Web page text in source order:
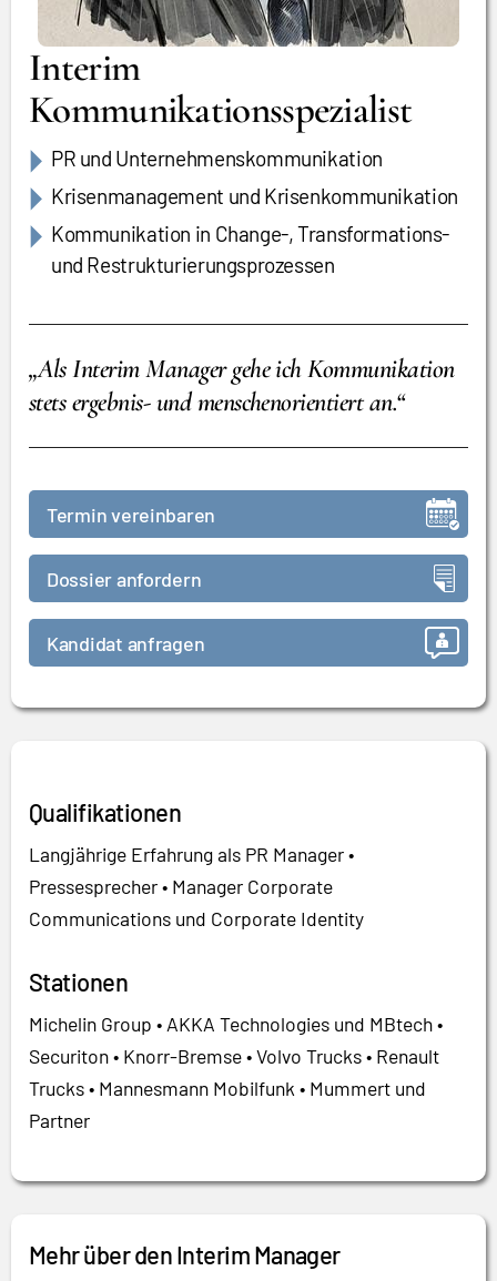
Interim
Kommunikationsspezialist
PR und Unternehmenskommunikation
Krisenmanagement und Krisenkommunikation
Kommunikation in Change-, Transformations-
und Restrukturierungsprozessen
„Als Interim Manager gehe ich Kommunikation
stets ergebnis- und menschenorientiert an.“
Termin vereinbaren
Dossier anfordern
Kandidat anfragen
Qualifikationen
Langjährige Erfahrung als PR Manager •
Pressesprecher • Manager Corporate
Communications und Corporate Identity
Stationen
Michelin Group • AKKA Technologies und MBtech •
Securiton • Knorr-Bremse • Volvo Trucks • Renault
Trucks • Mannesmann Mobilfunk • Mummert und
Partner
Mehr über den Interim Manager